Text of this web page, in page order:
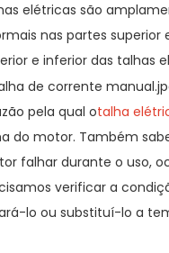
elétricas são
nas partes superior
e inferior das talhas
pela qual otalha
do motor. Também
falhar durante o uso,
verificar a
lo ou substituí-lo a